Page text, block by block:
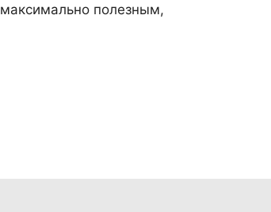
полезным,